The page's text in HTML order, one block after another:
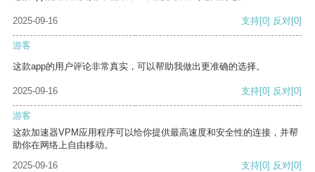
2025-09-16 支持[0] 反对[0]
游客
这款app的用户评论非常真实，可以帮助我做出更准确的选择。
2025-09-16 支持[0] 反对[0]
游客
这款加速器VPM应用程序可以给你提供最高速度和安全性的连接，并帮
助你在网络上自由移动。
2025-09-16
支持[0] 反对[0]